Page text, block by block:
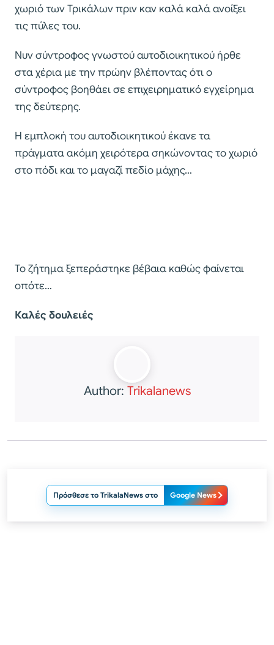
χωριό των Τρικάλων πριν καν καλά καλά ανοίξει
τις πύλες του.
Νυν σύντροφος γνωστού αυτοδιοικητικού ήρθε
στα χέρια με την πρώην βλέποντας ότι ο
σύντροφος βοηθάει σε επιχειρηματικό εγχείρημα
της δεύτερης.
Η εμπλοκή του αυτοδιοικητικού έκανε τα
πράγματα ακόμη χειρότερα σηκώνοντας το χωριό
στο πόδι και το μαγαζί πεδίο μάχης…
Το ζήτημα ξεπεράστηκε βέβαια καθώς φαίνεται
οπότε…
Καλές δουλειές
Author: Trikalanews
Πρόσθεσε το TrikalaNews στο Google News